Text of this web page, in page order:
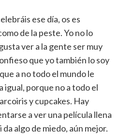
ese día, os es
de la peste. Yo no lo
ver a la gente ser muy
que yo también lo soy
a no todo el mundo le
igual, porque no a todo el
y cupcakes. Hay
a ver una película llena
da algo de miedo, aún mejor.